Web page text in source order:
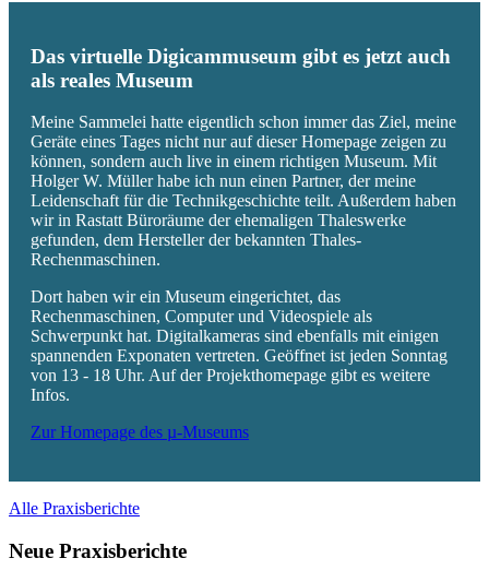
Das virtuelle Digicammuseum gibt es jetzt auch
als reales Museum
Meine Sammelei hatte eigentlich schon immer das Ziel, meine
Geräte eines Tages nicht nur auf dieser Homepage zeigen zu
können, sondern auch live in einem richtigen Museum. Mit
Holger W. Müller habe ich nun einen Partner, der meine
Leidenschaft für die Technikgeschichte teilt. Außerdem haben
wir in Rastatt Büroräume der ehemaligen Thaleswerke
gefunden, dem Hersteller der bekannten Thales-
Rechenmaschinen.
Dort haben wir ein Museum eingerichtet, das
Rechenmaschinen, Computer und Videospiele als
Schwerpunkt hat. Digitalkameras sind ebenfalls mit einigen
spannenden Exponaten vertreten. Geöffnet ist jeden Sonntag
von 13 - 18 Uhr. Auf der Projekthomepage gibt es weitere
Infos.
Zur Homepage des µ-Museums
Alle Praxisberichte
Neue Praxisberichte